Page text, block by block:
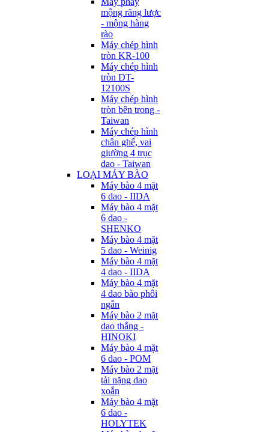
mộng răng lược
- mộng hàng
rào
Máy chép hình
tròn KR-100
Máy chép hình
tròn DT-
12100S
Máy chép hình
tròn bên trong -
Taiwan
Máy chép hình
chân ghế, vai
giường 4 trục
dao - Taiwan
LOẠI MÁY BÀO
Máy bào 4 mặt
6 dao - IIDA
Máy bào 4 mặt
6 dao -
SHENKO
Máy bào 4 mặt
5 dao - Weinig
Máy bào 4 mặt
4 dao - IIDA
Máy bào 4 mặt
4 dao bào phôi
ngắn
Máy bào 2 mặt
dao thẳng -
HINOKI
Máy bào 4 mặt
6 dao - POM
Máy bào 2 mặt
tải nặng dao
xoắn
Máy bào 4 mặt
6 dao -
HOLYTEK